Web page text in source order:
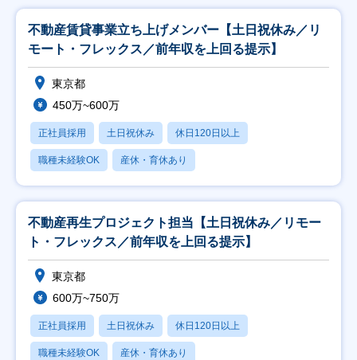
不動産賃貸事業立ち上げメンバー【土日祝休み／リ
モート・フレックス／前年収を上回る提示】
東京都
450万~600万
正社員採用 土日祝休み 休日120日以上
職種未経験OK 産休・育休あり
不動産再生プロジェクト担当【土日祝休み／リモー
ト・フレックス／前年収を上回る提示】
東京都
600万~750万
正社員採用 土日祝休み 休日120日以上
職種未経験OK 産休・育休あり